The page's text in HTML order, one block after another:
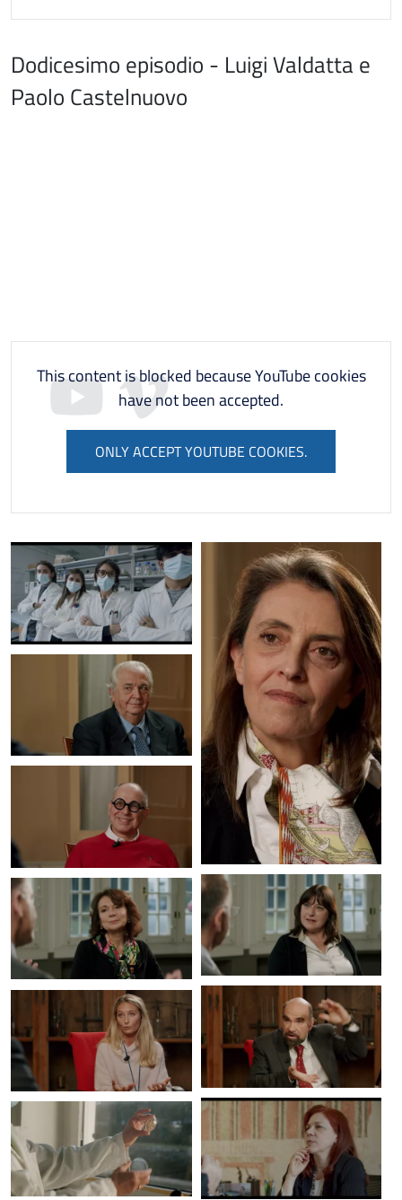
Dodicesimo episodio - Luigi Valdatta e
Paolo Castelnuovo
This content is blocked because YouTube cookies
have not been accepted.
ONLY ACCEPT YOUTUBE COOKIES.